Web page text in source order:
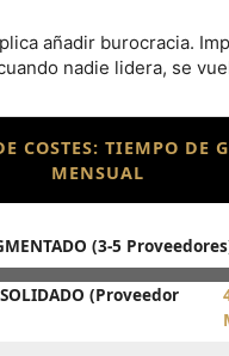
añadir burocracia.
nadie lidera, se
COSTES: TIEMPO DE
MENSUAL
(3-5
(Proveedor